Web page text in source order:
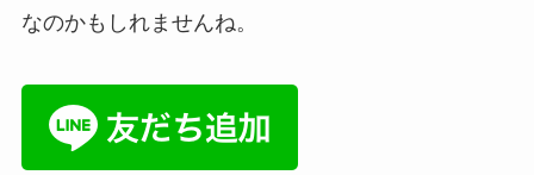
なのかもしれませんね。